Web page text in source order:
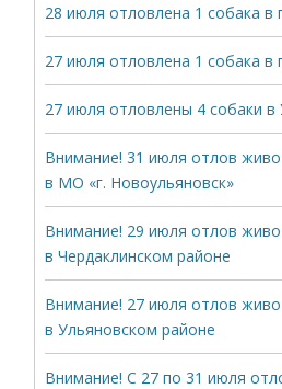
28 июля отловлена 1 собака в
27 июля отловлена 1 собака в
27 июля отловлены 4 собаки в
Внимание! 31 июля отлов
в МО «г. Новоульяновск»
Внимание! 29 июля отлов
в Чердаклинском районе
Внимание! 27 июля отлов
в Ульяновском районе
Внимание! С 27 по 31 июля